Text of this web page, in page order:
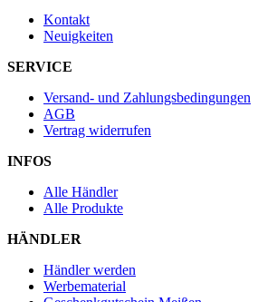
Kontakt
Neuigkeiten
SERVICE
Versand- und Zahlungsbedingungen
AGB
Vertrag widerrufen
INFOS
Alle Händler
Alle Produkte
HÄNDLER
Händler werden
Werbematerial